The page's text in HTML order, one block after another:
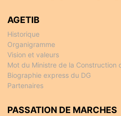
AGETIB
Historique
Organigramme
Vision et valeurs
Mot du Ministre de la Construction
Biographie express du DG
Partenaires
PASSATION DE MARCHES